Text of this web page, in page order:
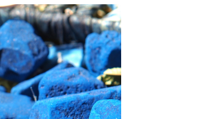
Doporučujeme